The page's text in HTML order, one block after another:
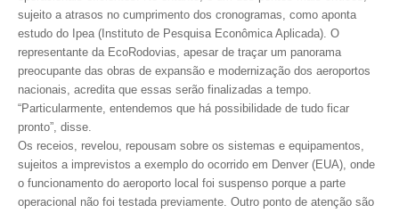
LEI 4.950-A/1966 – PISO SALARIAL
LEI 5.194/1966 – REGULAMENTAÇÃO DA PROFISSÃO
LEI 6.496/1977 – ART
RES 1.002/2002 – CÓDIGO DE ÉTICA
HOMOLOGAÇÕES
PISO SALARIAL
sujeito a atrasos no cumprimento dos cronogramas, como aponta
estudo do Ipea (Instituto de Pesquisa Econômica Aplicada). O
representante da EcoRodovias, apesar de traçar um panorama
preocupante das obras de expansão e modernização dos aeroportos
nacionais, acredita que essas serão finalizadas a tempo.
“Particularmente, entendemos que há possibilidade de tudo ficar
pronto”, disse.
Os receios, revelou, repousam sobre os sistemas e equipamentos,
sujeitos a imprevistos a exemplo do ocorrido em Denver (EUA), onde
o funcionamento do aeroporto local foi suspenso porque a parte
operacional não foi testada previamente. Outro ponto de atenção são